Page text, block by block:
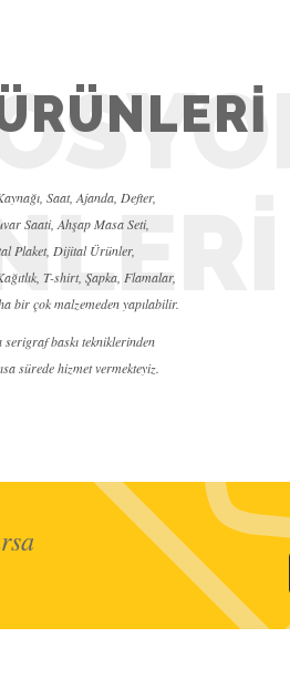
Saat, Ajanda, Defter,
Saati, Ahşap Masa Seti,
Plaket, Dijital Ürünler,
T-shirt, Şapka, Flamalar,
bir çok malzemeden yapılabilir.
serigraf baskı tekniklerinden
sürede hizmet vermekteyiz.